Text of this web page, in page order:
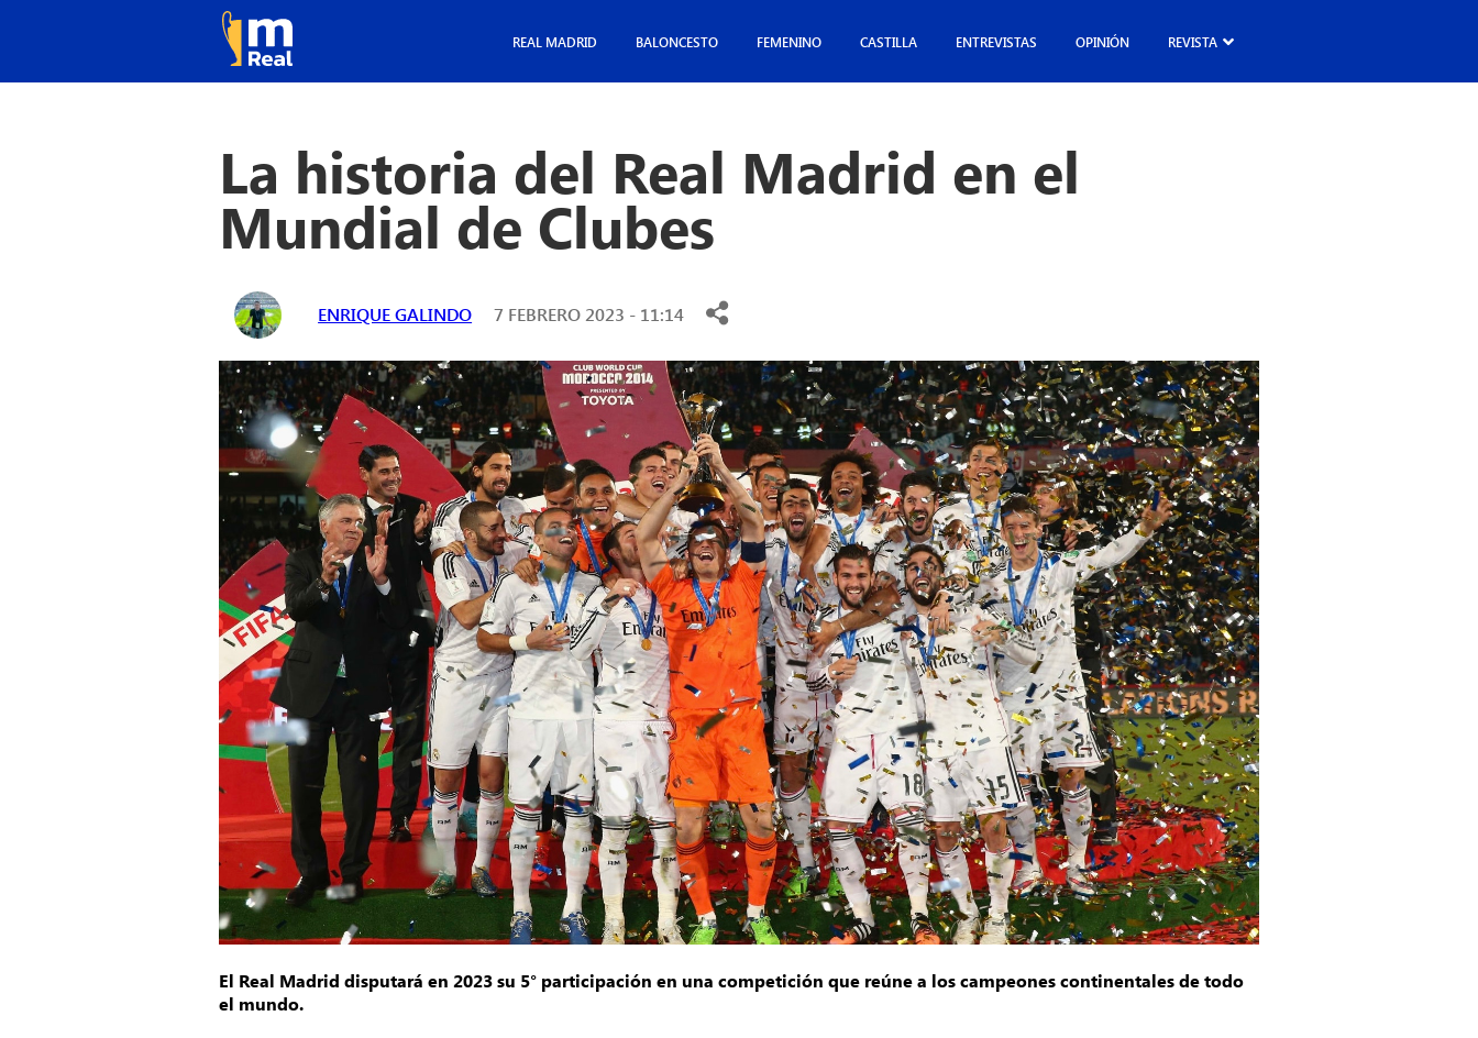
REAL MADRID BALONCESTO FEMENINO CASTILLA ENTREVISTAS OPINIÓN REVISTA
La historia del Real Madrid en el
Mundial de Clubes
ENRIQUE GALINDO 7 FEBRERO 2023 - 11:14
El Real Madrid disputará en 2023 su 5° participación en una competición que reúne a los campeones continentales de todo
el mundo.